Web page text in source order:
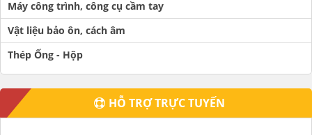
Máy công trình, công cụ cầm tay
Vật liệu bảo ôn, cách âm
Thép Ống - Hộp
HỖ TRỢ TRỰC TUYẾN